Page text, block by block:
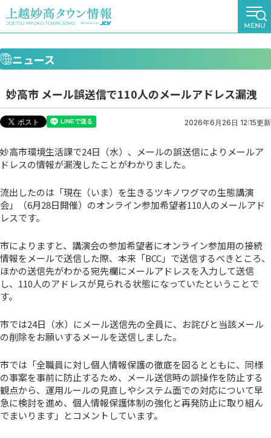
ニュース
妙高市 メール誤送信で110人のメールアドレス漏洩
2026年6月26日 12:15更新
妙高市環境生活課で24日（水）、メールの誤送信によりメールア
ドレスの情報が漏洩したことがわかりました。
流出したのは「現在（いま）を生きるツキノワグマの生態講演
会」（6月28日開催）のオンライン参加希望者110人のメールアド
レスです。
市によりますと、講演会の参加希望者にオンライン参加用の接続
情報をメールで送信した際、本来「BCC」で送信するべきところ、
ほかの送信先がわかる宛先欄にメールアドレスを入力して送信
し、110人のアドレスが見られる状態になっていたということで
す。
市では24日（水）にメール送信先の全員に、お詫びと当該メール
の削除をお願いするメールを送信しました。
市では「全職員に対し個人情報保護の徹底を図るとともに、同様
の事案を事前に防止するため、メール送信時の誤操作を防止する
観点から、運用ルールの見直しやシステム面での対応について早
急に検討を進め、個人情報保護体制の強化と再発防止に取り組ん
でまいります」とコメントしています。